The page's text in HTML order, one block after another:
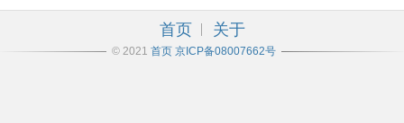
首页 关于
© 2021 首页 京ICP备08007662号